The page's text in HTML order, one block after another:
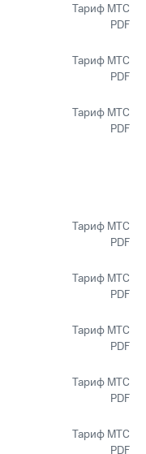
Тариф МТС
PDF
Тариф МТС
PDF
Тариф МТС
PDF
Тариф МТС
PDF
Тариф МТС
PDF
Тариф МТС
PDF
Тариф МТС
PDF
Тариф МТС
PDF